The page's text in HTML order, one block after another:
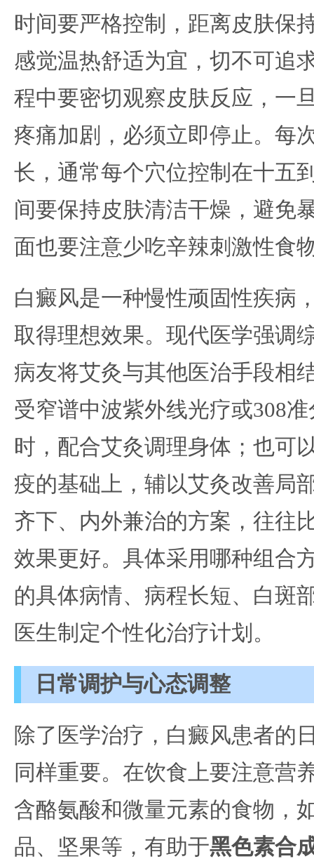
时间要严格控制，距离皮肤保
感觉温热舒适为宜，切不可追
程中要密切观察皮肤反应，一
疼痛加剧，必须立即停止。每
长，通常每个穴位控制在十五
间要保持皮肤清洁干燥，避免
面也要注意少吃辛辣刺激性食
白癜风是一种慢性顽固性疾病
取得理想效果。现代医学强调
病友将艾灸与其他医治手段相
受窄谱中波紫外线光疗或308
时，配合艾灸调理身体；也可
疫的基础上，辅以艾灸改善局
齐下、内外兼治的方案，往往
效果更好。具体采用哪种组合
的具体病情、病程长短、白斑
医生制定个性化治疗计划。
日常调护与心态调整
除了医学治疗，白癜风患者的
同样重要。在饮食上要注意营
含酪氨酸和微量元素的食物，
品、坚果等，有助于黑色素合